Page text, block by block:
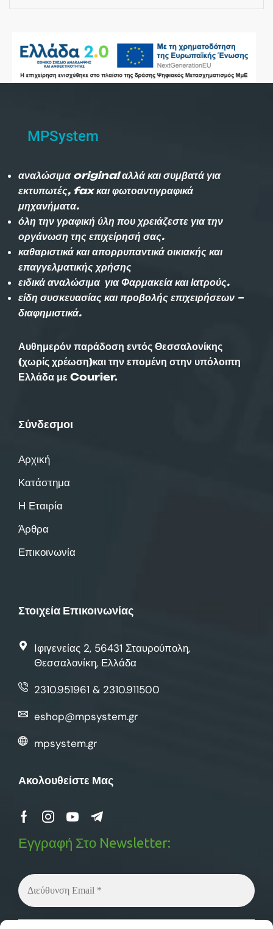
MPSystem
αναλώσιμα original αλλά και συμβατά για
εκτυπωτές, fax και φωτοαντιγραφικά
μηχανήματα.
όλη την γραφική ύλη που χρειάζεστε για την
οργάνωση της επιχείρησή σας.
καθαριστικά και απορρυπαντικά οικιακής και
επαγγελματικής χρήσης
ειδικά αναλώσιμα για Φαρμακεία και Ιατρούς.
είδη συσκευασίας και προβολής επιχειρήσεων –
διαφημιστικά.
Αυθημερόν παράδοση εντός Θεσσαλονίκης
(χωρίς χρέωση)και την επομένη στην υπόλοιπη
Ελλάδα με Courier.
Σύνδεσμοι
Αρχική
Κατάστημα
Η Εταιρία
Άρθρα
Επικοινωνία
Στοιχεία Επικοινωνίας
Ιφιγενείας 2, 56431 Σταυρούπολη,
Θεσσαλονίκη, Ελλάδα
2310.951961 & 2310.911500
eshop@mpsystem.gr
mpsystem.gr
Ακολουθείστε Μας
Εγγραφή Στο Newsletter: